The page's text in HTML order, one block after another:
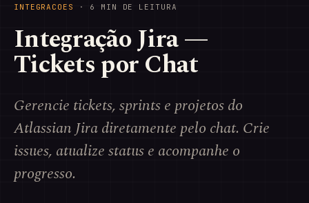
INTEGRACOES · 6 MIN DE LEITURA
Integração Jira —
Tickets por Chat
Gerencie tickets, sprints e projetos do
Atlassian Jira diretamente pelo chat. Crie
issues, atualize status e acompanhe o
progresso.